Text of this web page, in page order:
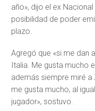
año», dijo el ex
posibilidad de poder
plazo.
Agregó que «si me dan
Italia. Me gusta mucho
además siempre miré a
me gusta mucho, al
jugador», sostuvo.